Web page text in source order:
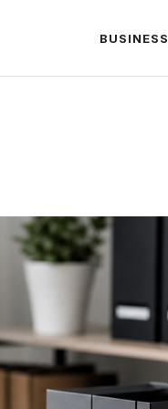
BUSINESS